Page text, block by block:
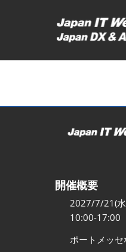
キ
ッ
開催概要
2027/7/21(
10:00-17:00
ポートメッ